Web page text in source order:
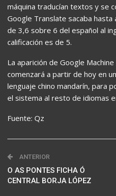
máquina traducían textos y se
Google Translate sacaba hasta
de 3,6 sobre 6 del español al
calificación es de 5.
La aparición de Google
comenzará a partir de hoy en
lenguaje chino mandarín, para
el sistema al resto de idiomas
Fuente: Qz
ANTERIOR
O AS PONTES FICHA Ó
CENTRAL BORJA LÓPEZ